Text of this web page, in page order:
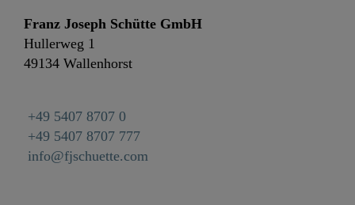
Franz Joseph Schütte GmbH
Hullerweg 1
49134 Wallenhorst
+49 5407 8707 0
+49 5407 8707 777
info@fjschuette.com